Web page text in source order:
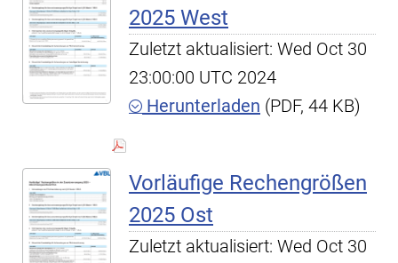
2025 West
Zuletzt aktualisiert: Wed Oct 30
23:00:00 UTC 2024
Herunterladen (PDF, 44 KB)
Vorläufige Rechengrößen
2025 Ost
Zuletzt aktualisiert: Wed Oct 30